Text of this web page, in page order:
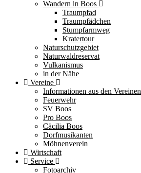
Wandern in Boos
Traumpfad
Traumpfädchen
Stumpfarmweg
Kratertour
Naturschutzgebiet
Naturwaldreservat
Vulkanismus
in der Nähe
Vereine
Informationen aus den Vereinen
Feuerwehr
SV Boos
Pro Boos
Cäcilia Boos
Dorfmusikanten
Möhnenverein
Wirtschaft
Service
Fotoarchiv